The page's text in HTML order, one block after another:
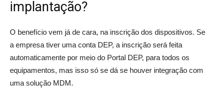
implantação?
O benefício vem já de cara, na inscrição dos dispositivos. Se
a empresa tiver uma conta DEP, a inscrição será feita
automaticamente por meio do Portal DEP, para todos os
equipamentos, mas isso só se dá se houver integração com
uma solução MDM.